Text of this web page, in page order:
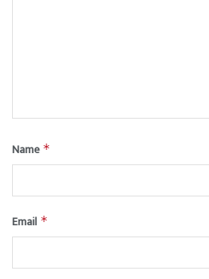
Name *
Email *